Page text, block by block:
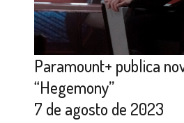
Paramount+ publica
“Hegemony”
7 de agosto de 2023